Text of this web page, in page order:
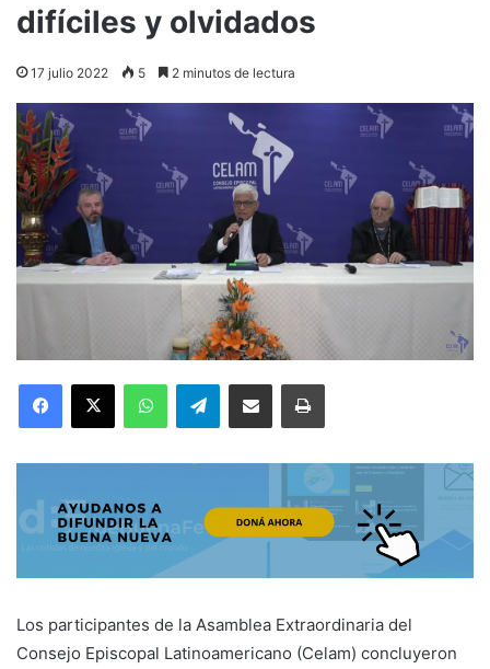
difíciles y olvidados
17 julio 2022 5 2 minutos de lectura
Telegram
Los participantes de la Asamblea Extraordinaria del
Consejo Episcopal Latinoamericano (Celam) concluyeron